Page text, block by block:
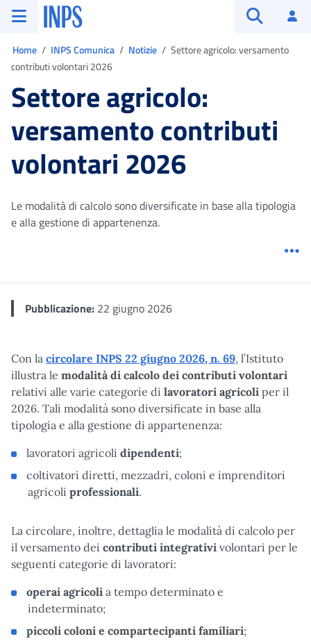
Vai al menu principale
Vai al contenuto principale
Vai al pie' di pagina
INPS ()
Home INPS Comunica Notizie
Settore agricolo: versamento
contributi volontari 2026
Settore agricolo:
versamento contributi
volontari 2026
Le modalità di calcolo sono diversificate in base alla tipologia
e alla gestione di appartenenza.
Pubblicazione: 22 giugno 2026
Con la circolare INPS 22 giugno 2026, n. 69, l’Istituto
illustra le modalità di calcolo dei contributi volontari
relativi alle varie categorie di lavoratori agricoli per il
2026. Tali modalità sono diversificate in base alla
tipologia e alla gestione di appartenenza:
lavoratori agricoli dipendenti;
coltivatori diretti, mezzadri, coloni e imprenditori
agricoli professionali.
La circolare, inoltre, dettaglia le modalità di calcolo per
il versamento dei contributi integrativi volontari per le
seguenti categorie di lavoratori:
operai agricoli a tempo determinato e
indeterminato;
piccoli coloni e compartecipanti familiari;